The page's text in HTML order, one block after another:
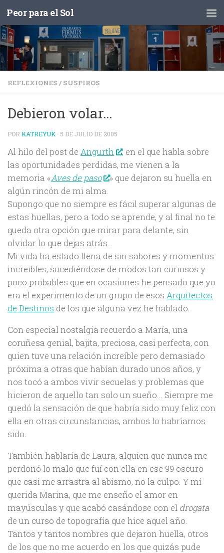
Saltar al contenido
Peor para el Sol
REFLEXIONES / SUSPIROS
Debieron volar…
POR KATREYUK · 5 DE JULIO DE 2005
Al hilo del post de Angurth
, en el que habla sobre
las oportunidades perdidas, me vienen a la
memoria «Aves de paso
» que dejaron su huella en
algún rincón de mi alma.
Supongo que no siempre es fácil superar algunas de
estas huellas, pero a todo se aprende, y al final no te
queda otra opción que mirar para delante, sin
olvidar lo que dejas atrás…
Mi vida ha estado llena de sin sabores y momentos
increibles, sucediéndose de modos tan curiosos y
poco probables que en ocasiones he pensado que yo
era el experimento de un grupo de esos Arquitectos
de Destinos de los que alguna vez he hablado.
Con especial nostalgia recuerdo a María, una
coruñesa genial, bajita, preciosa, casi perfecta, con
quien tuve una relación increíble pero demasiado
próxima a otras que habían durado unos años, y
nos tocó a ambos vivir secuelas y problemas que
hicieron de aquello tan solo un sueño… Siempre me
quedó la sensación de que habría sido muy feliz con
ella en otras circunstancias, ambos lo habríamos
sido.
También hablaría de Laura, alguien que nunca me
perdonó lo malo que fuí con ella en ese 99 oscuro
que casi me arrastra al abismo, no la culpo. Y mi
querida Marina, que me enseño el amor en
mayúsculas y que acabó casándose con el drogata
de un curso de topografía que hice aquel año.
Tantos y tantos nombres que dejaron huella, otros
de los que no me acuerdo en los que quizás pude